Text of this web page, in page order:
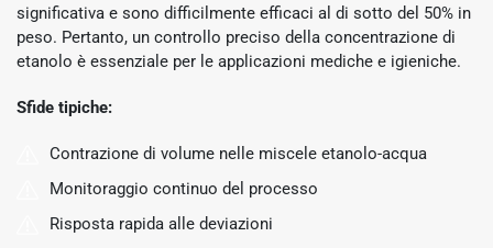
significativa e sono difficilmente efficaci al di sotto del 50% in
peso. Pertanto, un controllo preciso della concentrazione di
etanolo è essenziale per le applicazioni mediche e igieniche.
Sfide tipiche:
Contrazione di volume nelle miscele etanolo-acqua
Monitoraggio continuo del processo
Risposta rapida alle deviazioni